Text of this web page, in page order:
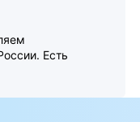
Есть